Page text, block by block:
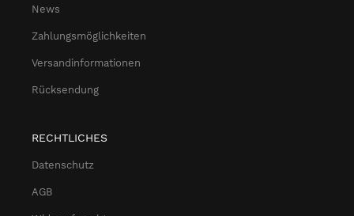
News
Zahlungsmöglichkeiten
Versandinformationen
Rücksendung
RECHTLICHES
Datenschutz
AGB